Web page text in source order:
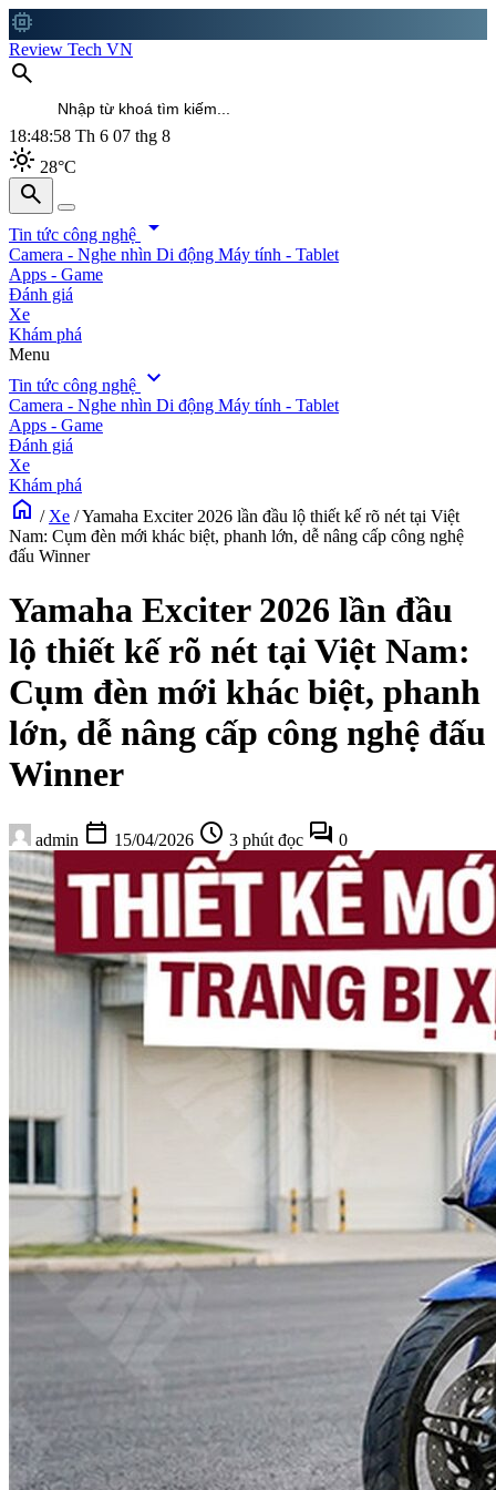
memory
Review Tech VN
search
18:49:00 Th 6 07 thg 8
light_mode 28°C
search
search
Tin tức công nghệ arrow_drop_down
Camera - Nghe nhìn Di động Máy tính - Tablet
Apps - Game
Đánh giá
Xe
Khám phá
Menu
Tin tức công nghệ expand_more
Camera - Nghe nhìn Di động Máy tính - Tablet
Apps - Game
Đánh giá
Xe
Khám phá
home / Xe /Yamaha Exciter 2026 lần đầu lộ thiết kế rõ nét tại Việt
Nam: Cụm đèn mới khác biệt, phanh lớn, dễ nâng cấp công nghệ
đấu Winner
Yamaha Exciter 2026 lần đầu
lộ thiết kế rõ nét tại Việt Nam:
Cụm đèn mới khác biệt, phanh
lớn, dễ nâng cấp công nghệ đấu
Winner
admin calendar_today 15/04/2026 schedule 3 phút đọc forum 0